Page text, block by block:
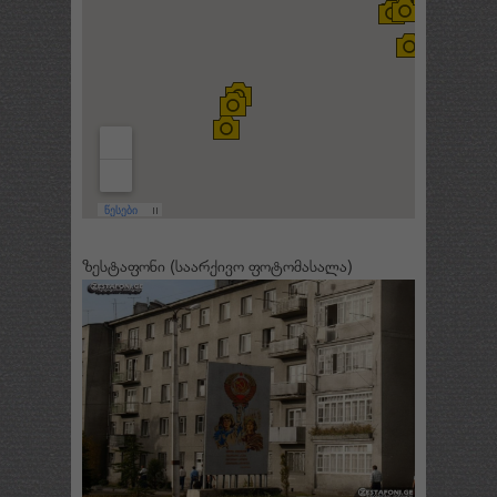
ზესტაფონი (საარქივო ფოტომასალა)